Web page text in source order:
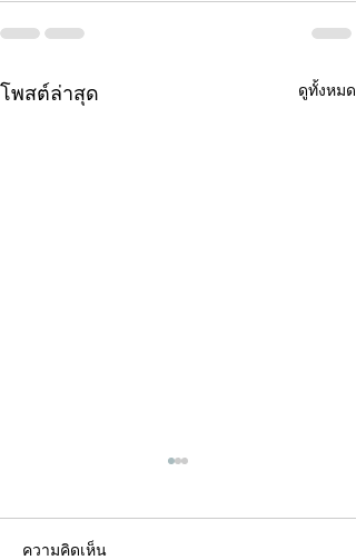
โพสต์ล่าสุด ดูทั้งหมด
ความคิดเห็น